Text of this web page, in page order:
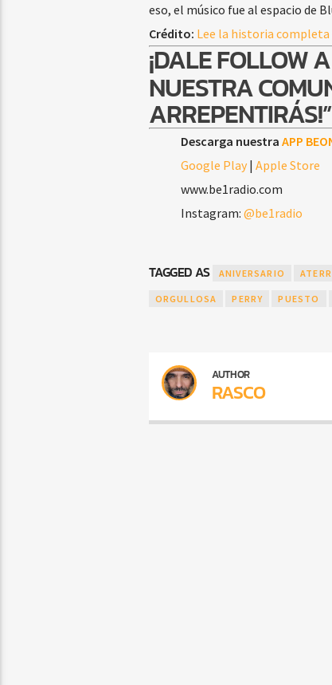
eso, el músico fue al espacio de
Crédito: Lee la historia completa
¡DALE FOLLOW A
NUESTRA
ARREPENTIRÁS!”
Descarga nuestra APP
Google Play| Apple Store
www.be1radio.com
Instagram: @be1radio
TAGGED AS ANIVERSARIO
ORGULLOSA PERRY PUESTO
AUTHOR
RASCO